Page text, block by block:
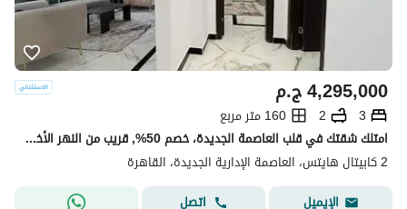
ج.م4,295,000
3
2
160 متر مربع
امتلك شقتك في قلب العاصمة الجديدة، خصم 50%, قريب من النهر الأخضر والحي الحكومي ومحور محمد بن زايد، وسط لوكيشن مميز وسهولة الوصول لكل حاجة !
2 كابيتال هايتس، العاصمة الإدارية الجديدة، القاهرة
الإيميل
اتصل